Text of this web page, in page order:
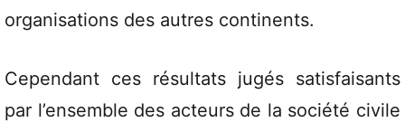
organisations des autres continents.
Cependant ces résultats jugés satisfaisants
par l’ensemble des acteurs de la société civile